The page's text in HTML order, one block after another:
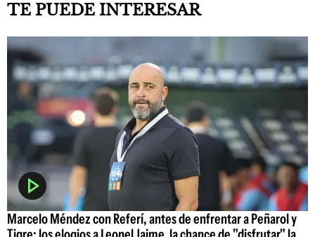
TE PUEDE INTERESAR
Marcelo Méndez con Referí, antes de enfrentar a Peñarol y